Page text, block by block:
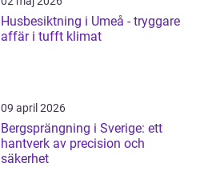
Husbesiktning i Umeå - tryggare
affär i tufft klimat
09 april 2026
Bergsprängning i Sverige: ett
hantverk av precision och
säkerhet